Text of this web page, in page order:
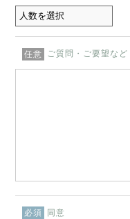
任意 ご質問・ご要望など
必須 同意